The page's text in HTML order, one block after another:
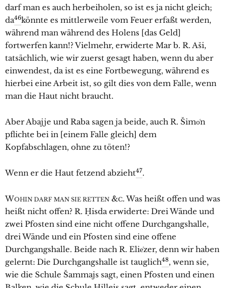
darf man es auch herbeiholen, so ist es ja nicht gleich;
da46könnte es mittlerweile vom Feuer erfaßt werden,
während man während des Holens [das Geld]
fortwerfen kann!? Vielmehr, erwiderte Mar b. R. Aši,
tatsächlich, wie wir zuerst gesagt haben, wenn du aber
einwendest, da ist es eine Fortbewegung, während es
hierbei eine Arbeit ist, so gilt dies von dem Falle, wenn
man die Haut nicht braucht.
Aber Abajje und Raba sagen ja beide, auch R. Šimo͑n
pflichte bei in [einem Falle gleich] dem
Kopfabschlagen, ohne zu töten!?
Wenn er die Haut fetzend abzieht47.
WOHIN DARF MAN SIE RETTEN &C. Was heißt offen und was
heißt nicht offen? R. Ḥisda erwiderte: Drei Wände und
zwei Pfosten sind eine nicht offene Durchgangshalle,
drei Wände und ein Pfosten sind eine offene
Durchgangshalle. Beide nach R. Elie͑zer, denn wir haben
gelernt: Die Durchgangshalle ist tauglich48, wenn sie,
wie die Schule Šammajs sagt, einen Pfosten und einen